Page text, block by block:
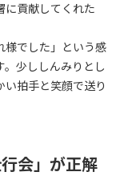
に貢献してくれた
様でした」という感
少ししんみりとし
拍手と笑顔で送り
会」が正解